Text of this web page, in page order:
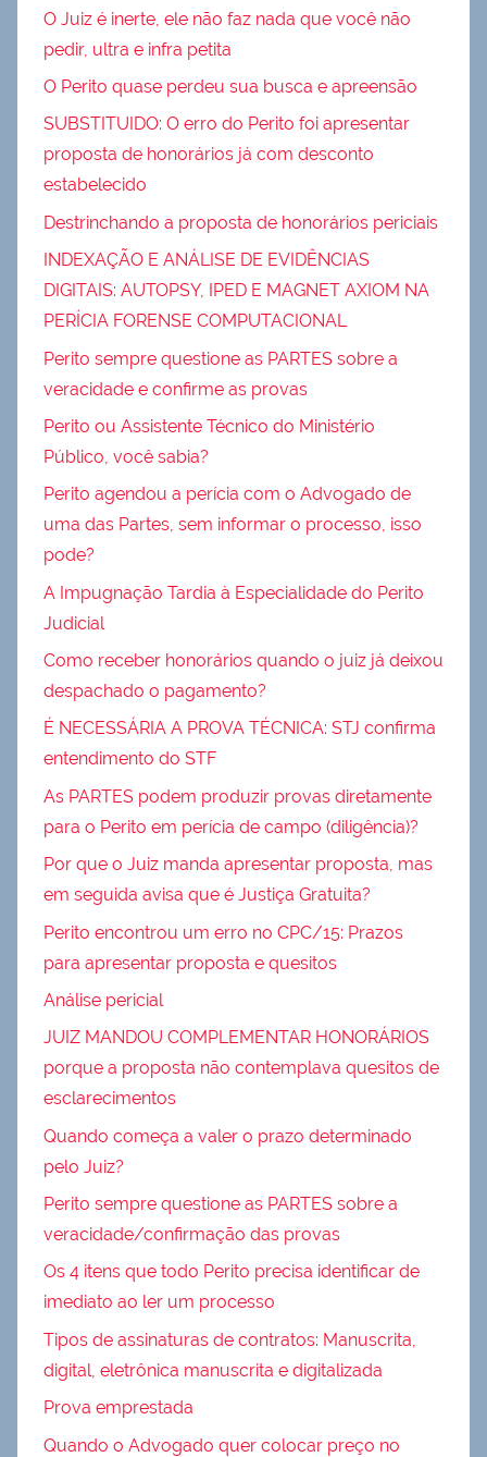
O Juiz é inerte, ele não faz nada que você não
pedir, ultra e infra petita
O Perito quase perdeu sua busca e apreensão
SUBSTITUIDO: O erro do Perito foi apresentar
proposta de honorários já com desconto
estabelecido
Destrinchando a proposta de honorários periciais
INDEXAÇÃO E ANÁLISE DE EVIDÊNCIAS
DIGITAIS: AUTOPSY, IPED E MAGNET AXIOM NA
PERÍCIA FORENSE COMPUTACIONAL
Perito sempre questione as PARTES sobre a
veracidade e confirme as provas
Perito ou Assistente Técnico do Ministério
Público, você sabia?
Perito agendou a perícia com o Advogado de
uma das Partes, sem informar o processo, isso
pode?
A Impugnação Tardia à Especialidade do Perito
Judicial
Como receber honorários quando o juiz já deixou
despachado o pagamento?
É NECESSÁRIA A PROVA TÉCNICA: STJ confirma
entendimento do STF
As PARTES podem produzir provas diretamente
para o Perito em perícia de campo (diligência)?
Por que o Juiz manda apresentar proposta, mas
em seguida avisa que é Justiça Gratuita?
Perito encontrou um erro no CPC/15: Prazos
para apresentar proposta e quesitos
Análise pericial
JUIZ MANDOU COMPLEMENTAR HONORÁRIOS
porque a proposta não contemplava quesitos de
esclarecimentos
Quando começa a valer o prazo determinado
pelo Juiz?
Perito sempre questione as PARTES sobre a
veracidade/confirmação das provas
Os 4 itens que todo Perito precisa identificar de
imediato ao ler um processo
Tipos de assinaturas de contratos: Manuscrita,
digital, eletrônica manuscrita e digitalizada
Prova emprestada
Quando o Advogado quer colocar preço no